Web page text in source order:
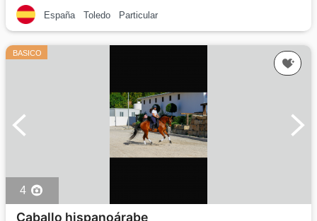
España Toledo Particular
BASICO
4
Caballo hispanoárabe